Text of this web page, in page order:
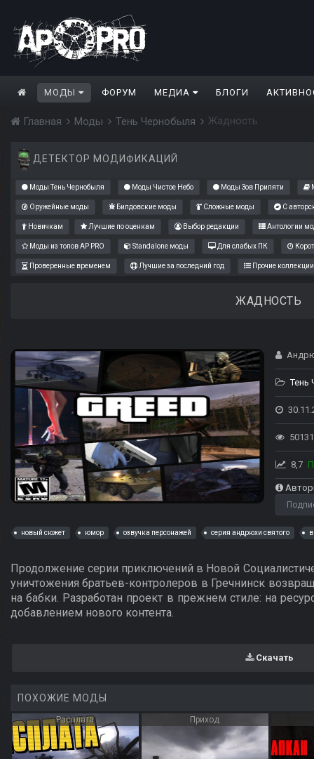
МОДЫ ФОРУМ МЕДИА БЛОГИ
Главная Моды Тень Чернобыля Жадность
ДЕТЕКТОР МОДИФИКАЦИЙ
Моды Тень Чернобыля Моды Чистое Небо Моды Зов Припяти
Оружейные моды Билдовские моды Сложные моды С
Новичкам Лучшие по оценкам Выбор редакции Антологии
Моды из топов AP PRO Standalone моды Для слабых ПК
Проверенные временем Лучшие за последний год Прочие коллекции
ЖАДНОСТЬ
Тень
8,7
новый сюжет юмор озвучка персонажей серия андрюхи святого
Продолжение серии приключений в Новой
уничтожения братьев-контролеров в Гречнинск
на бабки. Разработан проект в прежнем стиле: на
добавлением нового контента.
Скачать
ПОХОЖИЕ МОДЫ
Расплата Приход